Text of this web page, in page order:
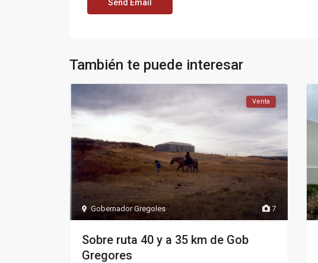
También te puede interesar
7
Gobernador Gregoles
Venta
Sobre ruta 40 y a 35 km de Gob
Gregores